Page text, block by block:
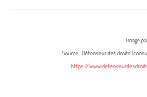
Image
Source : Défenseur des droits
https://